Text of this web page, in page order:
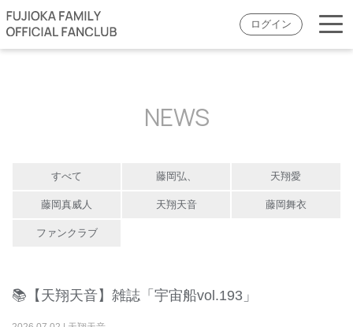
ログイン
NEWS
すべて 藤岡弘、 天翔愛
藤岡真威人 天翔天音 藤岡舞衣
ファンクラブ
📚【天翔天音】雑誌「宇宙船vol.193」